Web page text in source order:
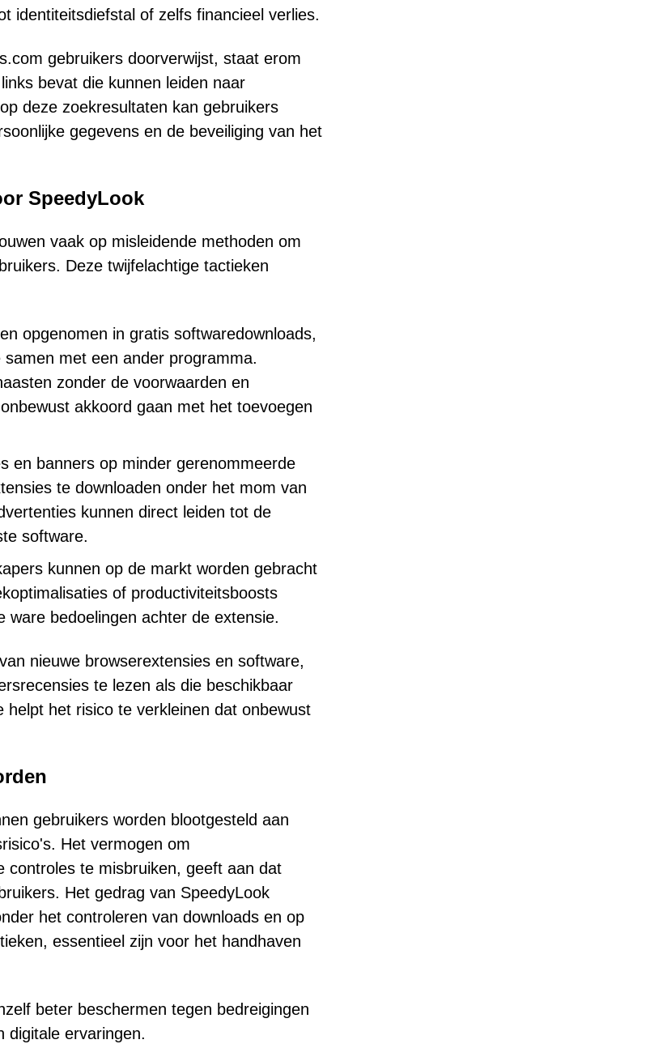
identiteitsdiefstal of zelfs financieel verlies.
gebruikers doorverwijst, staat erom
bevat die kunnen leiden naar
deze zoekresultaten kan gebruikers
gegevens en de beveiliging van het
SpeedyLook
vaak op misleidende methoden om
Deze twijfelachtige tactieken
opgenomen in gratis softwaredownloads,
met een ander programma.
zonder de voorwaarden en
akkoord gaan met het toevoegen
en banners op minder gerenommeerde
te downloaden onder het mom van
kunnen direct leiden tot de
software.
kunnen op de markt worden gebracht
of productiviteitsboosts
ware bedoelingen achter de extensie.
nieuwe browserextensies en software,
te lezen als die beschikbaar
het risico te verkleinen dat onbewust
gebruikers worden blootgesteld aan
Het vermogen om
controles te misbruiken, geeft aan dat
Het gedrag van SpeedyLook
het controleren van downloads en op
essentieel zijn voor het handhaven
beter beschermen tegen bedreigingen
digitale ervaringen.